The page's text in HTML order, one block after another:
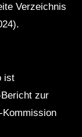
Verzeichnis
ist
zur
Kommission